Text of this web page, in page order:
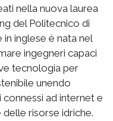
nella nuova laurea
del Politecnico di
inglese è nata nel
ingegneri capaci
tecnologia per
unendo
ad internet e
risorse idriche.